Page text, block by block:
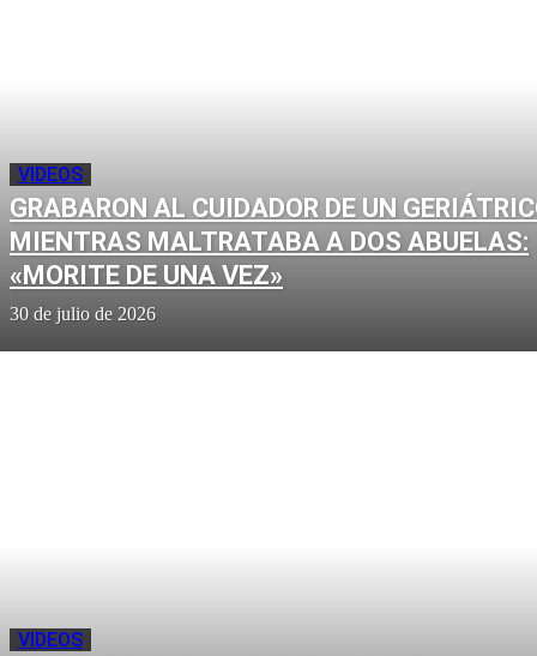
VIDEOS
GRABARON AL CUIDADOR DE UN
MIENTRAS MALTRATABA A DOS ABUELAS:
«MORITE DE UNA VEZ»
30 de julio de 2026
VIDEOS